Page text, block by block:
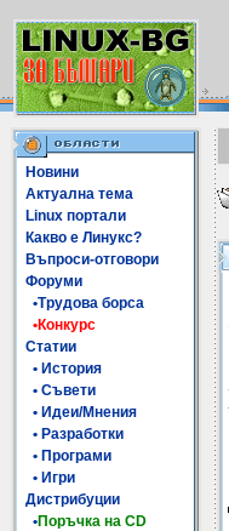
Новини
Актуална тема
Linux портали
Какво е Линукс?
Въпроси-отговори
Форуми
•Трудова борса
•Конкурс
Статии
• История
• Съвети
• Идеи/Мнения
• Разработки
• Програми
• Игри
Дистрибуции
•Поръчка на CD